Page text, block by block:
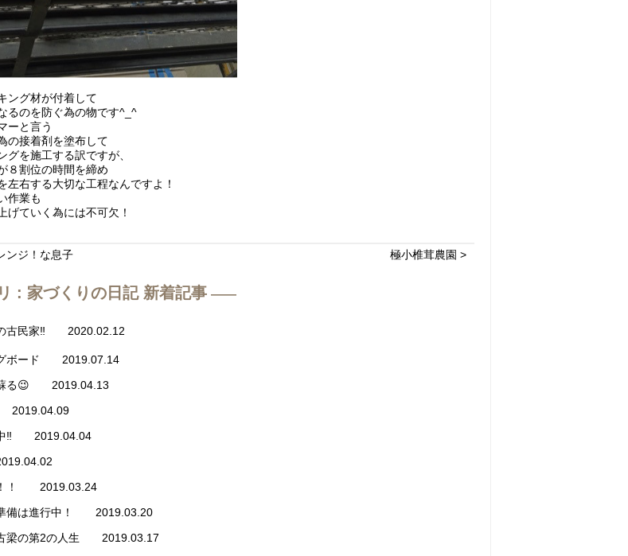
ング材が付着して
るのを防ぐ為の物です^_^
ーと言う
の接着剤を塗布して
グを施工する訳ですが、
８割位の時間を締め
左右する大切な工程なんですよ！
作業も
げていく為には不可欠！
ンジ！な息子 極小椎茸農園 >
: 家づくりの日記 新着記事
古民家‼️ 2020.02.12
グボード 2019.07.14
蘇る😉 2019.04.13
2019.04.09
中‼️ 2019.04.04
！！ 2019.03.24
備は進行中！ 2019.03.20
梁の第2の人生 2019.03.17